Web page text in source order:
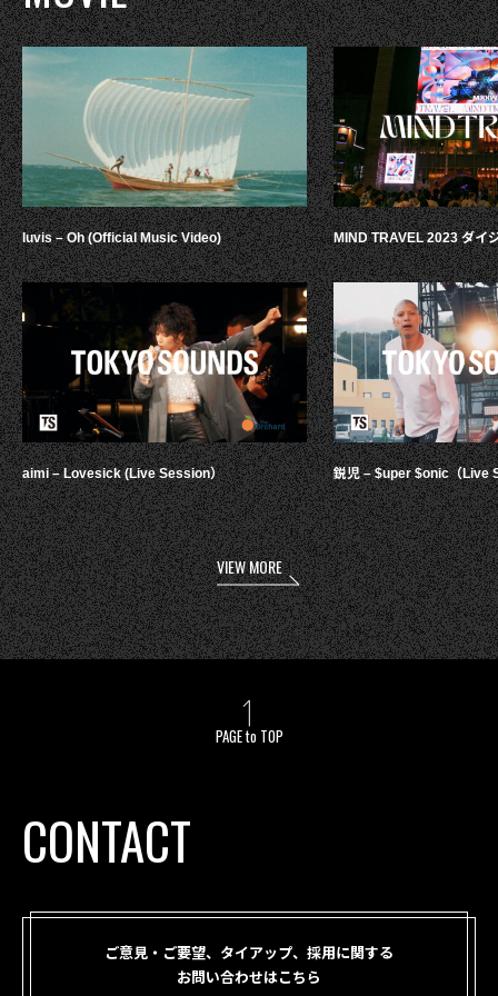
luvis – Oh (Official Music Video)
aimi – Lovesick (Live Session）
MIND TRAVEL 2023 ダイ
鋭児 – $uper $onic（Live
VIEW MORE
PAGE to TOP
CONTACT
ご意見・ご要望、タイアップ、採用に関する
お問い合わせはこちら